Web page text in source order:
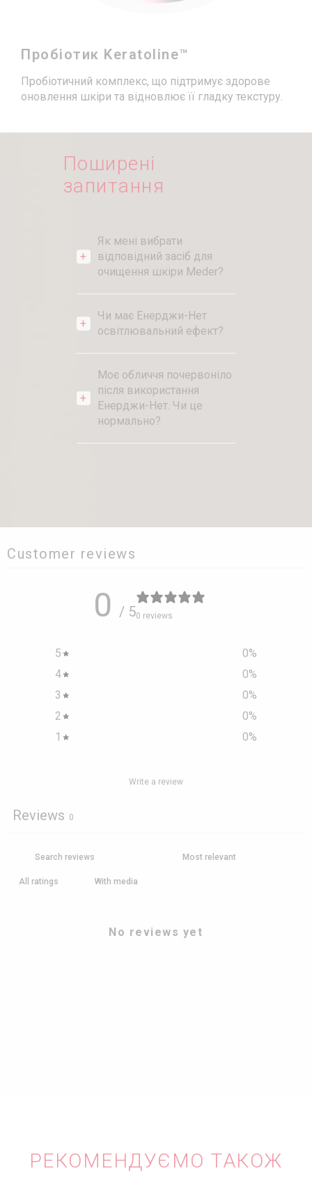
Пробіотик Keratoline™
Пробіотичний комплекс, що підтримує здорове
оновлення шкіри та відновлює її гладку текстуру.
Поширені
запитання
Як мені вибрати
відповідний засіб для
очищення шкіри Meder?
Чи має Енерджи-Нет
освітлювальний ефект?
Моє обличчя почервоніло
після використання
Енерджи-Нет. Чи це
нормально?
Customer reviews
0 / 50 reviews
5 0%
4
0%
3
0%
2
0%
1
0%
Write a review
Reviews 0
With media
No reviews yet
РЕКОМЕНДУЄМО ТАКОЖ